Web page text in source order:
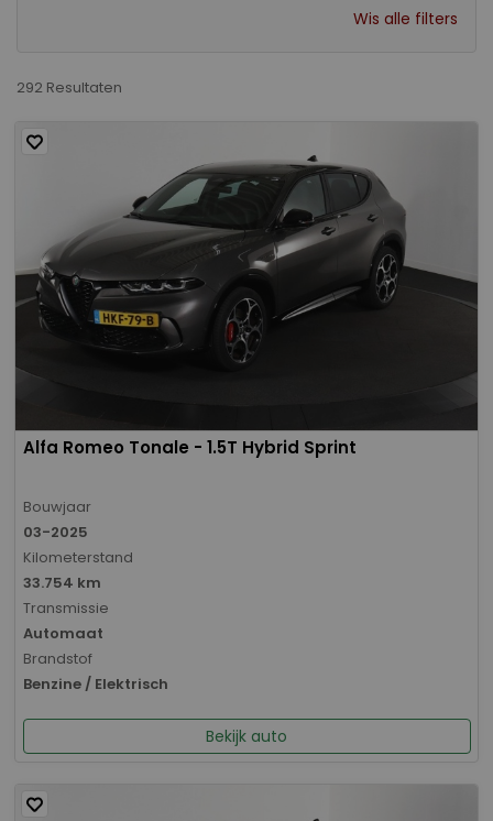
Wis alle filters
292 Resultaten
Alfa Romeo Tonale - 1.5T Hybrid Sprint
Bouwjaar
03-2025
Kilometerstand
33.754 km
Transmissie
Automaat
Brandstof
Benzine / Elektrisch
Bekijk auto